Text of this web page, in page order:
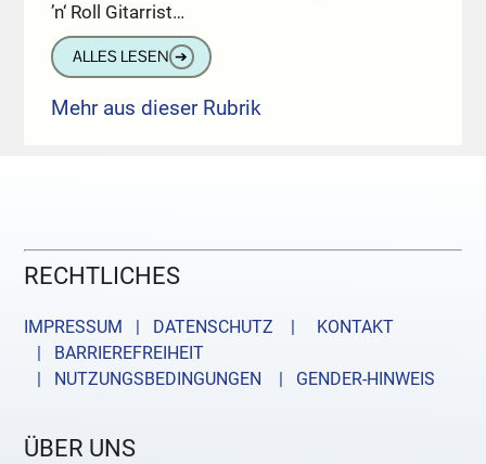
’n‘ Roll Gitarrist…
ALLES LESEN ➔
Mehr aus dieser Rubrik
RECHTLICHES
IMPRESSUM | DATENSCHUTZ |
KONTAKT
| BARRIEREFREIHEIT
| NUTZUNGSBEDINGUNGEN
| GENDER-HINWEIS
ÜBER UNS